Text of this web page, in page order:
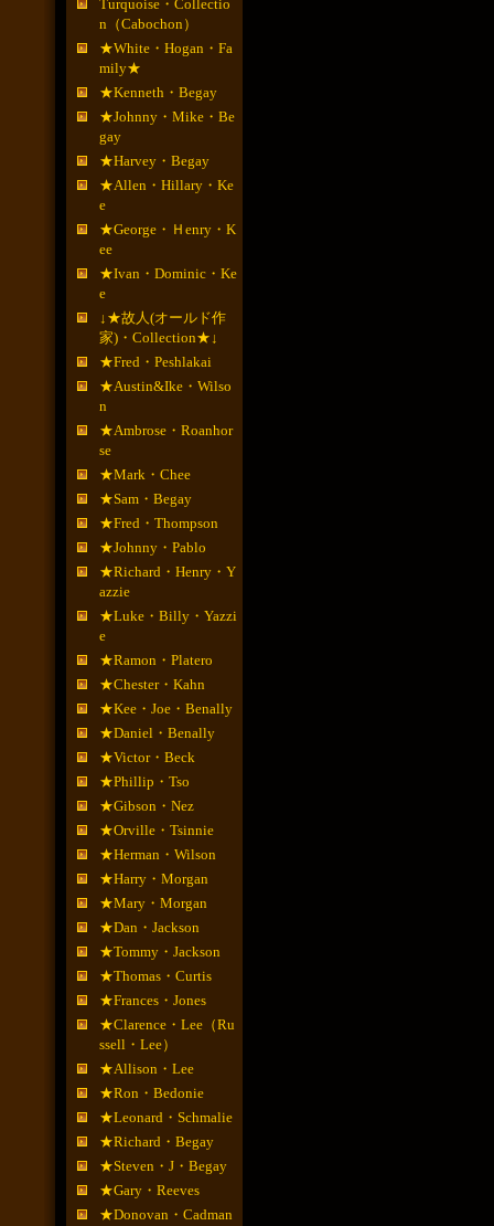
Turquoise・Collectio
n（Cabochon）
★White・Hogan・Fa
mily★
★Kenneth・Begay
★Johnny・Mike・Be
gay
★Harvey・Begay
★Allen・Hillary・Ke
e
★George・Ｈenry・K
ee
★Ivan・Dominic・Ke
e
↓★故人(オールド作
家)・Collection★↓
★Fred・Peshlakai
★Austin&Ike・Wilso
n
★Ambrose・Roanhor
se
★Mark・Chee
★Sam・Begay
★Fred・Thompson
★Johnny・Pablo
★Richard・Henry・Y
azzie
★Luke・Billy・Yazzi
e
★Ramon・Platero
★Chester・Kahn
★Kee・Joe・Benally
★Daniel・Benally
★Victor・Beck
★Phillip・Tso
★Gibson・Nez
★Orville・Tsinnie
★Herman・Wilson
★Harry・Morgan
★Mary・Morgan
★Dan・Jackson
★Tommy・Jackson
★Thomas・Curtis
★Frances・Jones
★Clarence・Lee（Ru
ssell・Lee）
★Allison・Lee
★Ron・Bedonie
★Leonard・Schmalie
★Richard・Begay
★Steven・J・Begay
★Gary・Reeves
★Donovan・Cadman